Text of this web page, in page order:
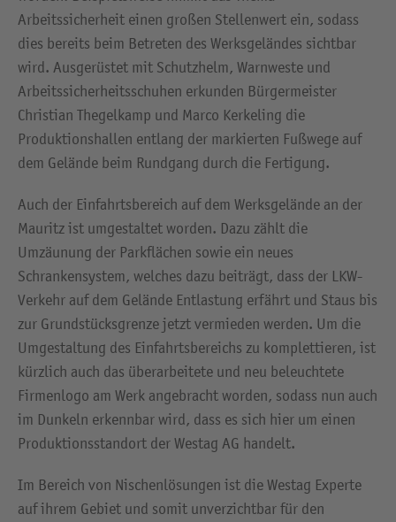
Arbeitssicherheit einen großen Stellenwert ein, sodass
dies bereits beim Betreten des Werksgeländes sichtbar
wird. Ausgerüstet mit Schutzhelm, Warnweste und
Arbeitssicherheitsschuhen erkunden Bürgermeister
Christian Thegelkamp und Marco Kerkeling die
Produktionshallen entlang der markierten Fußwege auf
dem Gelände beim Rundgang durch die Fertigung.
Auch der Einfahrtsbereich auf dem Werksgelände an der
Mauritz ist umgestaltet worden. Dazu zählt die
Umzäunung der Parkflächen sowie ein neues
Schrankensystem, welches dazu beiträgt, dass der LKW-
Verkehr auf dem Gelände Entlastung erfährt und Staus bis
zur Grundstücksgrenze jetzt vermieden werden. Um die
Umgestaltung des Einfahrtsbereichs zu komplettieren, ist
kürzlich auch das überarbeitete und neu beleuchtete
Firmenlogo am Werk angebracht worden, sodass nun auch
im Dunkeln erkennbar wird, dass es sich hier um einen
Produktionsstandort der Westag AG handelt.
Im Bereich von Nischenlösungen ist die Westag Experte
auf ihrem Gebiet und somit unverzichtbar für den